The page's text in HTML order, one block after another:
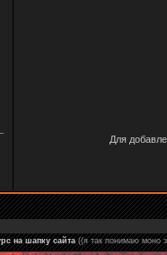
Для
на шапку сайта ((я так понимаю моно